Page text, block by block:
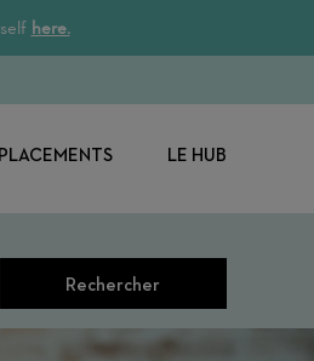
here.
LE HUB
Rechercher